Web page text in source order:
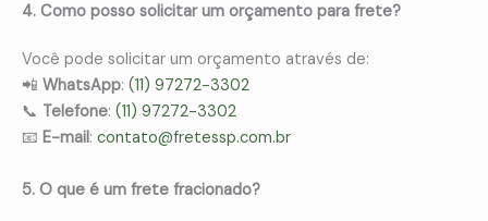
4. Como posso solicitar um orçamento para frete?
Você pode solicitar um orçamento através de:
📲 WhatsApp: (11) 97272-3302
📞 Telefone: (11) 97272-3302
📧 E-mail: contato@fretessp.com.br
5. O que é um frete fracionado?